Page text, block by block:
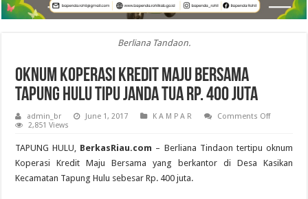
Berliana Tandaon.
Oknum Koperasi Kredit Maju Bersama
Tapung Hulu Tipu Janda Tua Rp. 400 Juta
admin_br June 1, 2017 K A M P A R Comments Offon
Kredit
Maju
Bersama
Tapung
2,851 Views
TAPUNG HULU, BerkasRiau.com – Berliana Tindaon tertipu oknum
Koperasi Kredit Maju Bersama yang berkantor di Desa Kasikan
Kecamatan Tapung Hulu sebesar Rp. 400 juta.